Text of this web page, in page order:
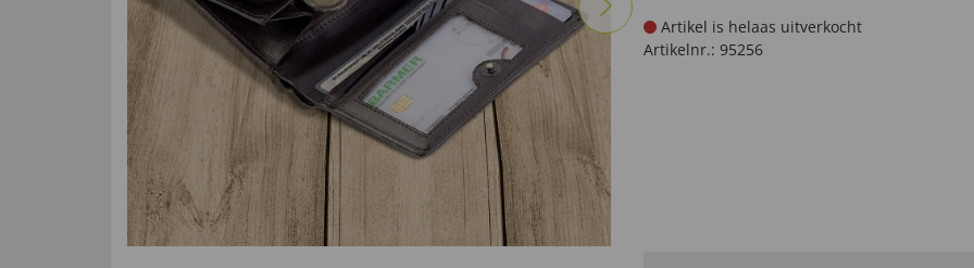
Artikel is helaas uitverkocht
Artikelnr.: 95256